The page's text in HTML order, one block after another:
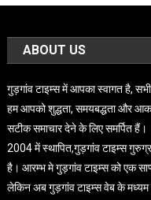
ABOUT US
गुड़गांव टाइम्स में आपका स्वागत है,
हम आपको शुद्धता, समयबद्धता और
सटीक समाचार देने के लिए समर्पित हैं।
2004 में स्थापित,गुड़गांव टाइम्स
है। आरम्भ मे गुड़गांव टाइम्स को एक
लेकिन अब गुड़गांव टाइम्स वेब के